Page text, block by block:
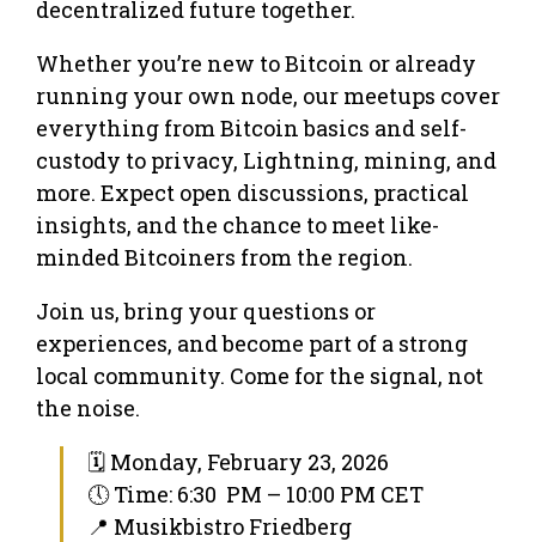
decentralized future together.
Whether you’re new to Bitcoin or already
running your own node, our meetups cover
everything from Bitcoin basics and self-
custody to privacy, Lightning, mining, and
more. Expect open discussions, practical
insights, and the chance to meet like-
minded Bitcoiners from the region.
Join us, bring your questions or
experiences, and become part of a strong
local community. Come for the signal, not
the noise.
🗓 Monday, February 23, 2026
🕔 Time: 6:30 PM – 10:00 PM CET
📍 Musikbistro Friedberg